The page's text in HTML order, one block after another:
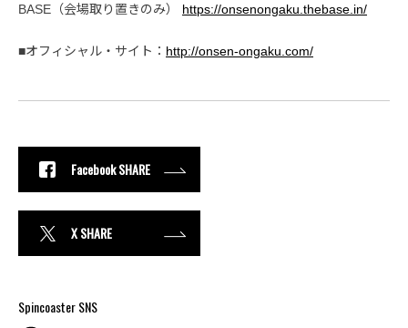
BASE（会場取り置きのみ） https://onsenongaku.thebase.in/
■オフィシャル・サイト： http://onsen-ongaku.com/
Facebook SHARE
X SHARE
Spincoaster SNS